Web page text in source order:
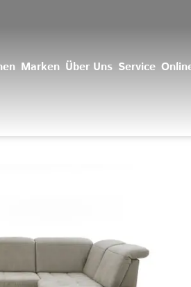
Marken Über Uns Service